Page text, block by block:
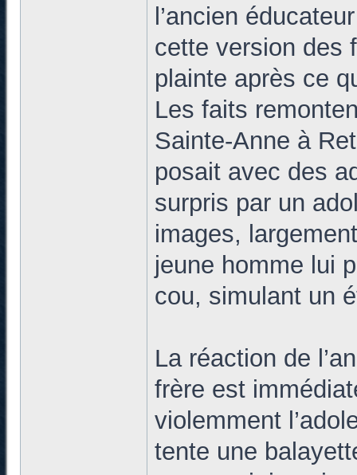
l’ancien
cette version des
plainte après ce
Les faits
Sainte-Anne à
posait avec des
surpris par un
images,
jeune homme lui
cou, simulant un
La réaction de
frère est
violemment
tente une